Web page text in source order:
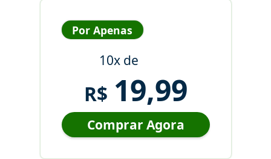
Por Apenas
10x de
R$ 19,99
Comprar Agora